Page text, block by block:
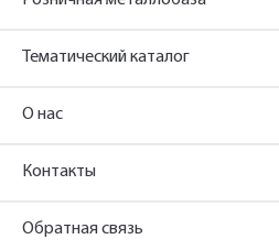
Тематический каталог
О нас
Контакты
Обратная связь